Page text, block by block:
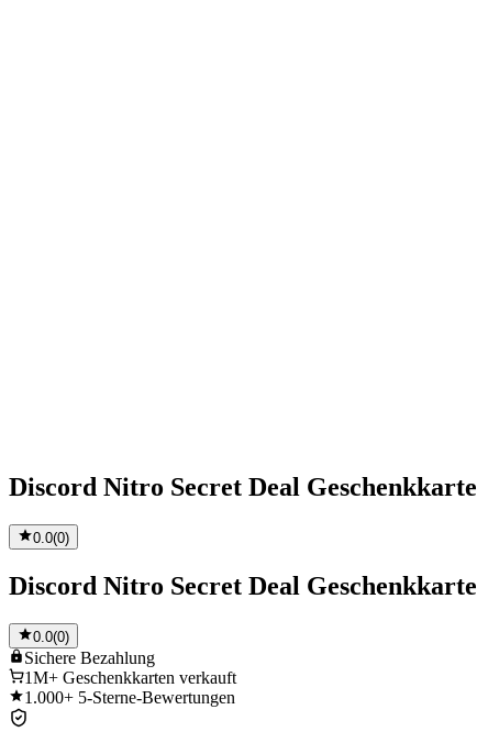
Discord Nitro Secret Deal Geschenkkarte
0.0(0)
Discord Nitro Secret Deal Geschenkkarte
0.0(0)
Sichere Bezahlung
1M+ Geschenkkarten verkauft
1.000+ 5-Sterne-Bewertungen